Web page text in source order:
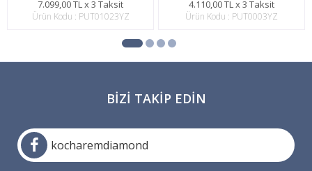
7.099,00 TL x 3 Taksit
Ürün Kodu : PUT01023YZ
4.110,00 TL x 3 Taksit
Ürün Kodu : PUT0003YZ
BIZI TAKIP EDIN
kocharemdiamond